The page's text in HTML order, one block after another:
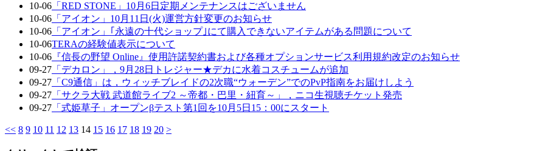
10-06 「RED STONE」10月6日定期メンテナンスはございません
10-06 「アイオン」10月11日(火)運営方針変更のお知らせ
10-06 「アイオン」｢永遠の十代ショップ｣にて購入できないアイテムがある問題について
10-06TERAの経験値表示について
10-06 『信長の野望 Online』使用許諾契約書および各種オプションサービス利用規約改定のお知らせ
09-27 「デカロン」，9月28日トレジャー★デカに水着コスチュームが追加
09-27 「C9通信」は，ウィッチブレイドの2次職“ウォーデン”でのPvP指南をお届けしよう
09-27 「サクラ大戦 武道館ライブ2 ～帝都・巴里・紐育～」，ニコ生視聴チケット発売
09-27 「式姫草子」オープンβテスト第1回を10月5日15：00にスタート
<< 8 9 10 11 12 13 14 15 16 17 18 19 20 >